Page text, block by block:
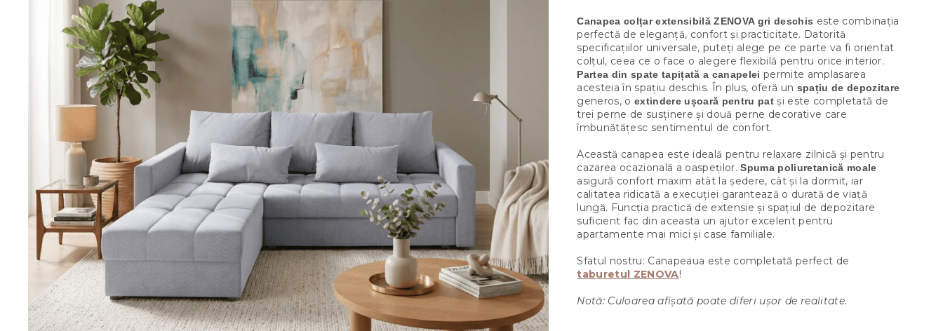
Canapea colțar extensibilă ZENOVA gri deschis este combinația
perfectă de eleganță, confort și practicitate. Datorită
specificațiilor universale, puteți alege pe ce parte va fi orientat
colțul, ceea ce o face o alegere flexibilă pentru orice interior.
Partea din spate tapițată a canapelei permite amplasarea
acesteia în spațiu deschis. În plus, oferă un spațiu de depozitare
generos, oextindere ușoară pentru pat și este completată de
trei perne de susținere și două perne decorative care
îmbunătățesc sentimentul de confort.
Această canapea este ideală pentru relaxare zilnică și pentru
cazarea ocazională a oaspeților.Spuma poliuretanică moale
asigură confort maxim atât la ședere, cât și la dormit, iar
calitatea ridicată a execuției garantează o durată de viață
lungă. Funcția practică de extensie și spațiul de depozitare
suficient fac din aceasta un ajutor excelent pentru
apartamente mai mici și case familiale.
Sfatul nostru: Canapeaua este completată perfect de
taburetul ZENOVA!
Notă: Culoarea afișată poate diferi ușor de realitate.